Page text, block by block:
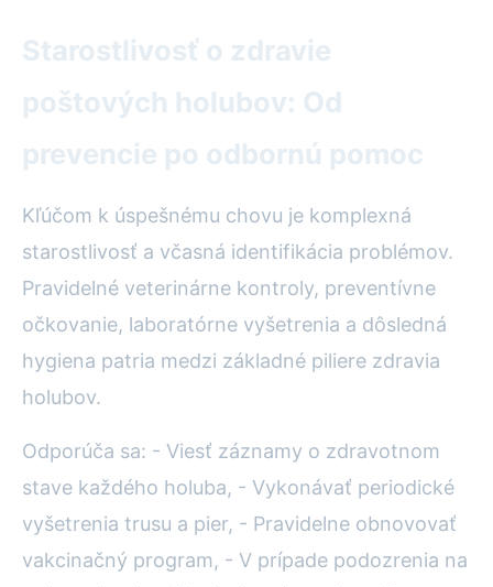
Starostlivosť o zdravie
poštových holubov: Od
prevencie po odbornú pomoc
Kľúčom k úspešnému chovu je komplexná
starostlivosť a včasná identifikácia problémov.
Pravidelné veterinárne kontroly, preventívne
očkovanie, laboratórne vyšetrenia a dôsledná
hygiena patria medzi základné piliere zdravia
holubov.
Odporúča sa: - Viesť záznamy o zdravotnom
stave každého holuba, - Vykonávať periodické
vyšetrenia trusu a pier, - Pravidelne obnovovať
vakcinačný program, - V prípade podozrenia na